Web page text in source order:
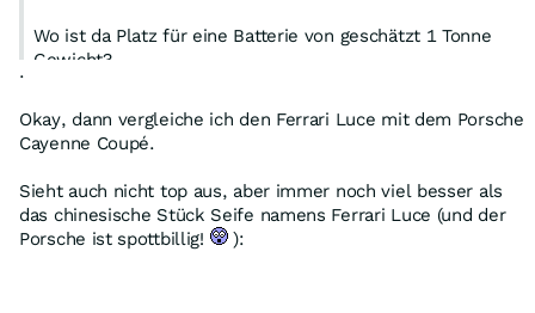
Wo ist da Platz für eine Batterie von geschätzt 1 Tonne
Gewicht?
Na wenigstens hat Ferrari mit der Lutzi schon bewiesen,
dass ein E-Ferrari in die Sackgasse fährt ...
Von den Fahrleistungen war Turbo und Hybrid ein
Gleichmacher
Nissan GT-R (ohne Hybrid) bei 570 PS - braucht man
.
Okay, dann vergleiche ich den Ferrari Luce mit dem Porsche
Cayenne Coupé.
Sieht auch nicht top aus, aber immer noch viel besser als
das chinesische Stück Seife namens Ferrari Luce (und der
Porsche ist spottbillig!
):